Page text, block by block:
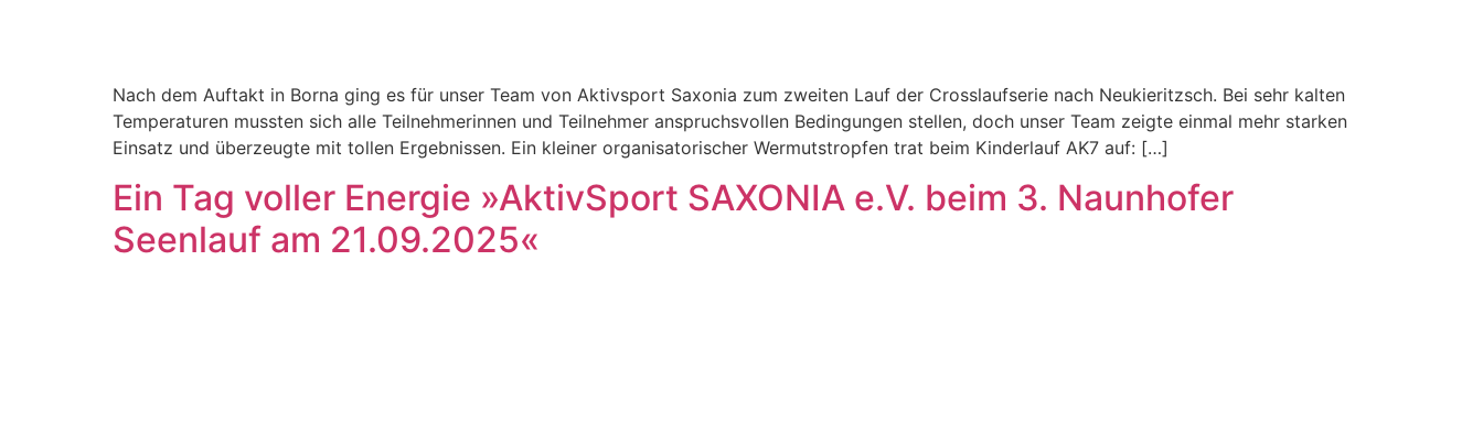
Nach dem Auftakt in Borna ging es für unser Team von Aktivsport Saxonia zum zweiten Lauf der Crosslaufserie nach Neukieritzsch. Bei sehr kalten
Temperaturen mussten sich alle Teilnehmerinnen und Teilnehmer anspruchsvollen Bedingungen stellen, doch unser Team zeigte einmal mehr starken
Einsatz und überzeugte mit tollen Ergebnissen. Ein kleiner organisatorischer Wermutstropfen trat beim Kinderlauf AK7 auf: […]
Ein Tag voller Energie »AktivSport SAXONIA e.V. beim 3. Naunhofer
Seenlauf am 21.09.2025«